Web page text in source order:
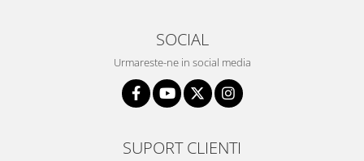
SOCIAL
Urmareste-ne in social media
SUPORT CLIENTI